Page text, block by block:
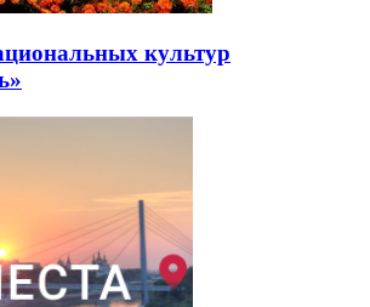
культур